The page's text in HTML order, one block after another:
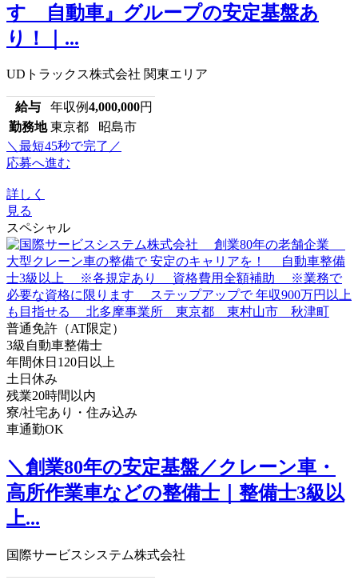
すゞ自動車』グループの安定基盤あ
り！｜...
UDトラックス株式会社 関東エリア
給与 年収例4,000,000円
勤務地 東京都 昭島市
＼最短45秒で完了／
応募へ進む
詳しく
見る
スペシャル
普通免許（AT限定）
3級自動車整備士
年間休日120日以上
土日休み
残業20時間以内
寮/社宅あり・住み込み
車通勤OK
＼創業80年の安定基盤／クレーン車・
高所作業車などの整備士｜整備士3級以
上...
国際サービスシステム株式会社